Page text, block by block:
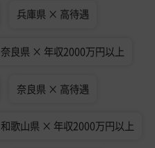
兵庫県 × 高待遇
奈良県 × 年収2000万円以上
奈良県 × 高待遇
和歌山県 × 年収2000万円以上